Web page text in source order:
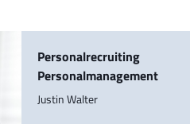
Personalrecruiting
Personalmanagement
Justin Walter